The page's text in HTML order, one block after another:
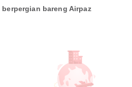
bareng Airpaz